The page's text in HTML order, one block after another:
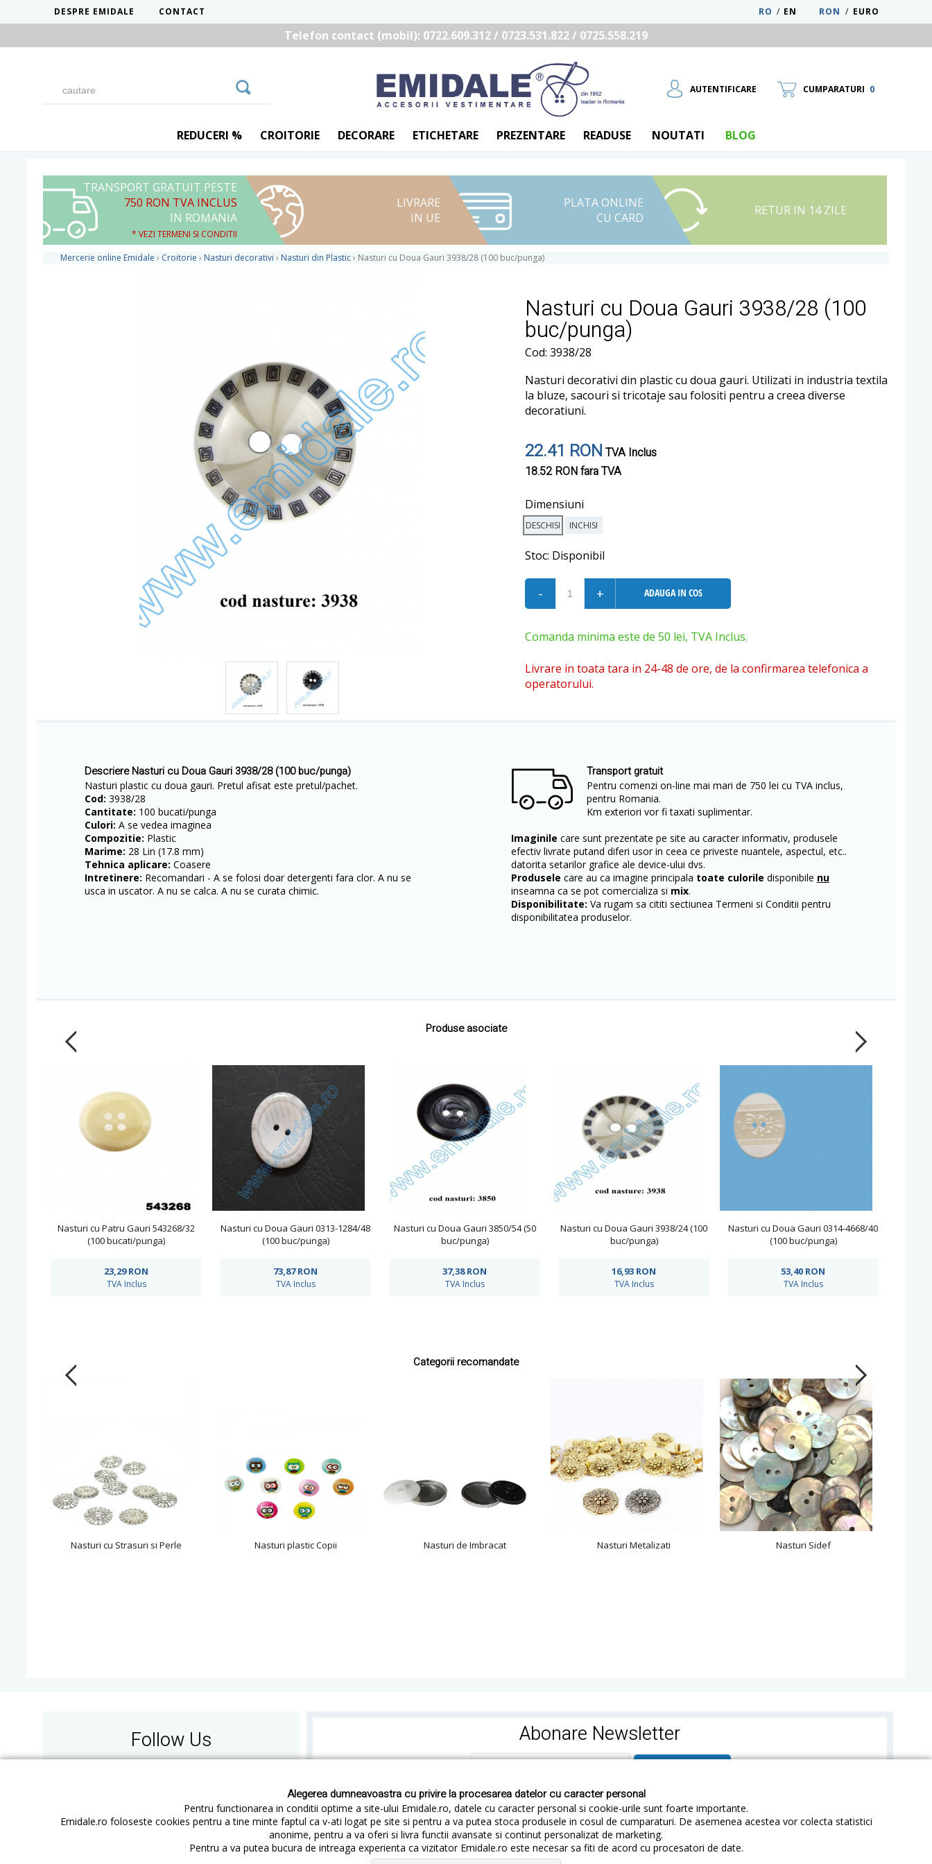
Alegerea dumneavoastra cu privire la procesarea datelor cu caracter personal
Pentru functionarea in conditii optime a site-ului Emidale.ro, datele cu caracter personal si cookie-urile sunt foarte importante.
Emidale.ro foloseste cookies pentru a tine minte faptul ca v-ati logat pe site si pentru a va putea stoca produsele in cosul de cumparaturi. De asemenea acestea vor colecta statistici
anonime, pentru a va oferi si livra functii avansate si continut personalizat de marketing.
Pentru a va putea bucura de intreaga experienta ca vizitator Emidale.ro este necesar sa fiti de acord cu procesatori de date.
DESPRE EMIDALE CONTACT RON / EURO
EN
/
RO
Telefon contact (mobil): 0722.609.312 / 0723.531.822 / 0725.558.219
AUTENTIFICARE
UTILIZATOR NOU
RECUPEREAZA PAROLA
CUMPARATURI 0
REDUCERI % CROITORIE DECORARE ETICHETARE PREZENTARE READUSE NOUTATI BLOG
TRANSPORT GRATUIT PESTE
750 RON TVA INCLUS
IN ROMANIA
* VEZI TERMENI SI CONDITII
LIVRARE
IN UE
PLATA ONLINE
CU CARD
RETUR IN 14 ZILE
Mercerie online Emidale › Croitorie › Nasturi decorativi › Nasturi din Plastic› Nasturi cu Doua Gauri 3938/28 (100 buc/punga)
Nasturi cu Doua Gauri 3938/28 (100
buc/punga)
Cod: 3938/28
Nasturi decorativi din plastic cu doua gauri. Utilizati in industria textila
la bluze, sacouri si tricotaje sau folositi pentru a creea diverse
decoratiuni.
22.41 RON TVA Inclus
18.52 RONfara TVA
Dimensiuni
DESCHISI INCHISI
Stoc: Disponibil
- + ADAUGA IN COS
Comanda minima este de 50 lei, TVA Inclus.
Livrare in toata tara in 24-48 de ore, de la confirmarea telefonica a
operatorului.
Descriere Nasturi cu Doua Gauri 3938/28 (100 buc/punga)
​Nasturi plastic cu doua gauri. Pretul afisat este pretul/pachet.
Cod: 3938/28
Cantitate: 100 bucati/punga
Culori: A se vedea imaginea
Compozitie: Plastic
Marime: 28 Lin (17.8 mm)
Tehnica aplicare: Coasere
Intretinere: Recomandari - A se folosi doar detergenti fara clor. A nu se
usca in uscator. A nu se calca. A nu se curata chimic.
Transport gratuit
Pentru comenzi on-line mai mari de 750 lei cu TVA inclus,
pentru Romania.
Km exteriori vor fi taxati suplimentar.
Imaginile care sunt prezentate pe site au caracter informativ, produsele
efectiv livrate putand diferi usor in ceea ce priveste nuantele, aspectul, etc..
datorita setarilor grafice ale device-ului dvs.
Produsele care au ca imagine principala toate culorile disponibile nu
inseamna ca se pot comercializa si mix.
Disponibilitate: Va rugam sa cititi sectiunea Termeni si Conditii pentru
disponibilitatea produselor.
Produse asociate
Nasturi cu Patru Gauri 543268/32
(100 bucati/punga)
23,29RON
TVA Inclus
Nasturi cu Doua Gauri 0313-1284/48
(100 buc/punga)
73,87RON
TVA Inclus
Nasturi cu Doua Gauri 3850/54 (50
buc/punga)
37,38RON
TVA Inclus
Nasturi cu Doua Gauri 3938/24 (100
buc/punga)
16,93 RON
TVA Inclus
Nasturi cu Doua Gauri 0314-4668/40
(100 buc/punga)
53,40 RON
TVA Inclus
Categorii recomandate
Nasturi cu Strasuri si Perle Nasturi plastic Copii Nasturi de Imbracat Nasturi Metalizati Nasturi Sidef
Follow Us Abonare Newsletter
Cum cumperi Cum platesc Cum livram Cum returnezi Termeni si Conditii Confidentialitate Sitemap